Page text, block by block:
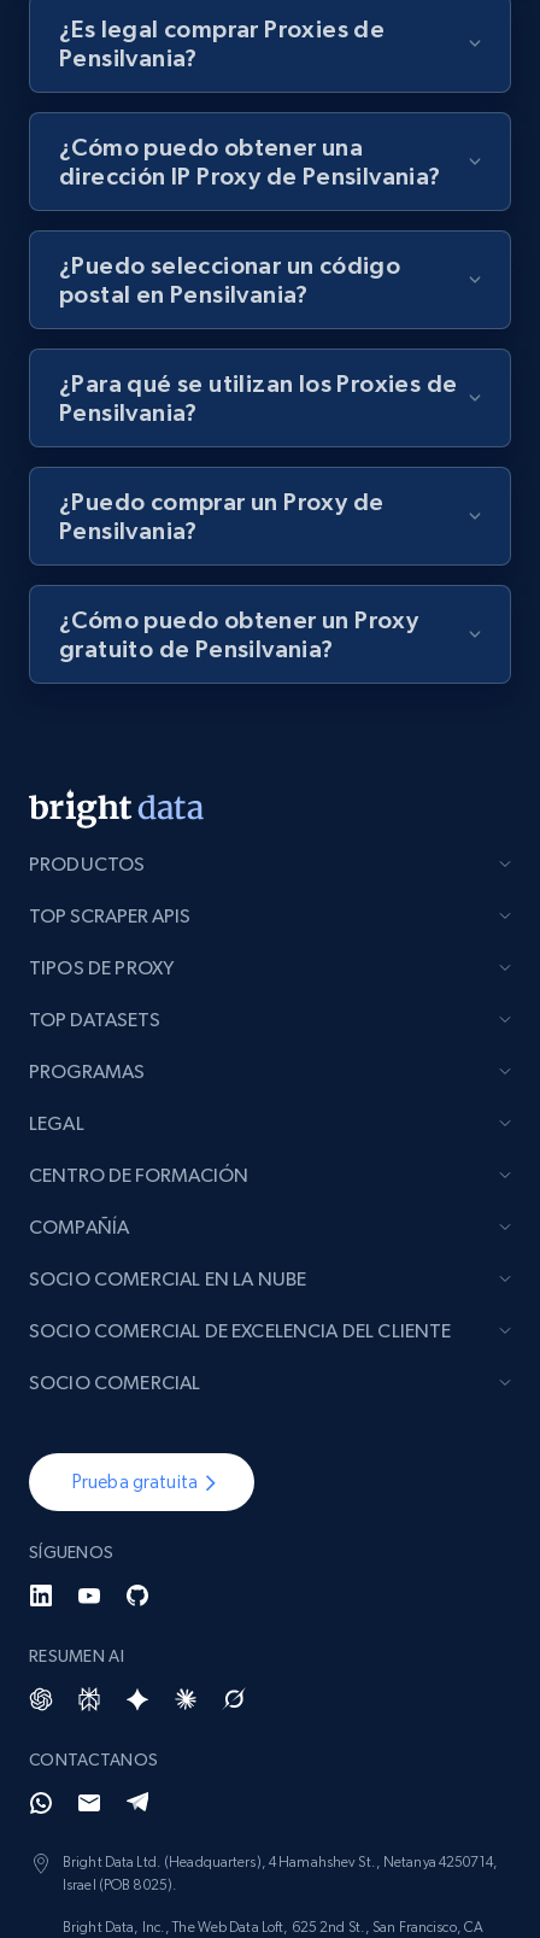
¿Es legal comprar Proxies de
Pensilvania?
¿Cómo puedo obtener una
dirección IP Proxy de Pensilvania?
¿Puedo seleccionar un código
postal en Pensilvania?
¿Para qué se utilizan los Proxies de
Pensilvania?
¿Puedo comprar un Proxy de
Pensilvania?
¿Cómo puedo obtener un Proxy
gratuito de Pensilvania?
PRODUCTOS
TOP SCRAPER APIS
TIPOS DE PROXY
TOP DATASETS
PROGRAMAS
LEGAL
CENTRO DE FORMACIÓN
COMPAÑÍA
Prueba gratuita
SÍGUENOS
RESUMEN AI
CONTACTANOS
Bright Data Ltd. (Headquarters), 4 Hamahshev St., Netanya 4250714,
Israel (POB 8025).
Bright Data, Inc., The Web Data Loft, 625 2nd St., San Francisco, CA
SOCIO COMERCIAL EN LA NUBE
SOCIO COMERCIAL DE EXCELENCIA DEL CLIENTE
SOCIO COMERCIAL